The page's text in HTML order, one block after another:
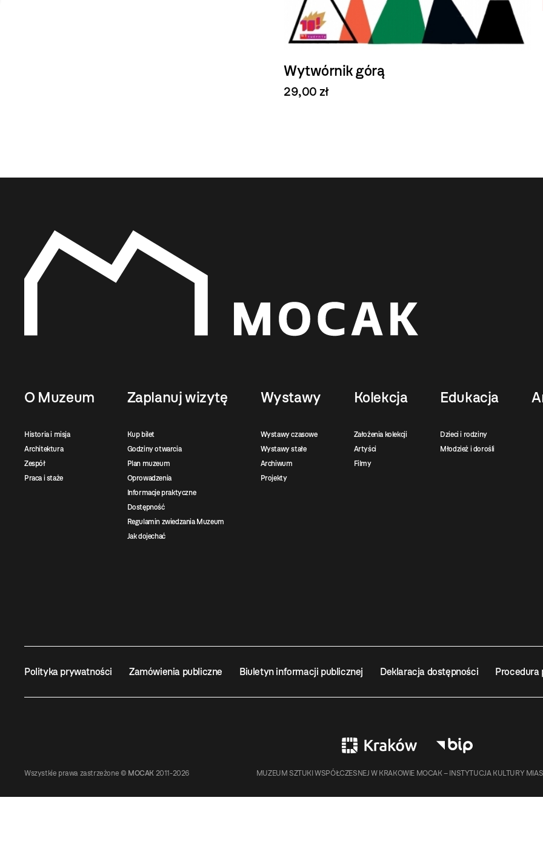
Wytwórnik górą
29,00 zł
O Muzeum
Historia i misja
Architektura
Zespół
Praca i staże
Zaplanuj wizytę
Kup bilet
Godziny otwarcia
Plan muzeum
Oprowadzenia
Informacje praktyczne
Dostępność
Regulamin zwiedzania Muzeum
Jak dojechać
Wystawy
Wystawy czasowe
Wystawy stałe
Archiwum
Projekty
Kolekcja
Założenia kolekcji
Artyści
Filmy
Edukacja
Dzieci i rodziny
Młodzież i dorośli
Polityka prywatności Zamówienia publiczne Biuletyn informacji publicznej Deklaracja dostępności Procedura
Wszystkie prawa zastrzeżone © MOCAK 2011-2026 MUZEUM SZTUKI WSPÓŁCZESNEJ W KRAKOWIE MOCAK – INSTYTUCJA KULTURY